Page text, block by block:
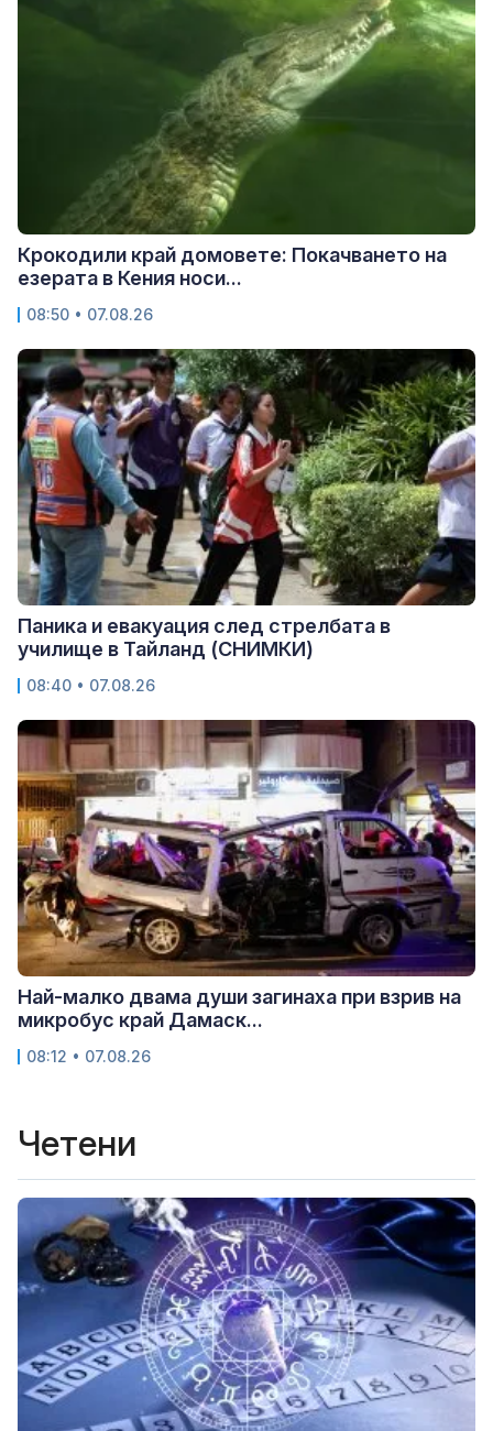
Крокодили край домовете: Покачването на
езерата в Кения носи...
08:50 • 07.08.26
Паника и евакуация след стрелбата в
училище в Тайланд (СНИМКИ)
08:40 • 07.08.26
Най-малко двама души загинаха при взрив на
микробус край Дамаск...
08:12 • 07.08.26
Четени